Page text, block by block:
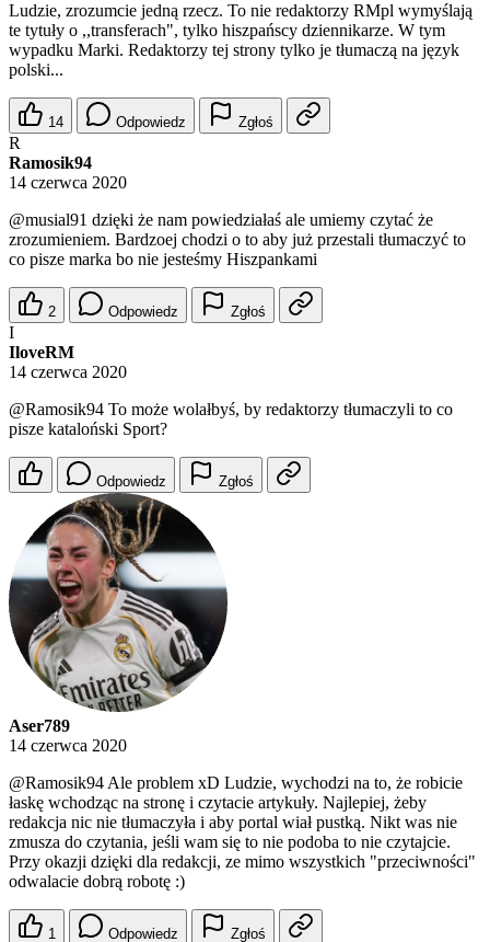
Ludzie, zrozumcie jedną rzecz. To nie redaktorzy RMpl wymyślają
te tytuły o ,,transferach", tylko hiszpańscy dziennikarze. W tym
wypadku Marki. Redaktorzy tej strony tylko je tłumaczą na język
polski...
14 Odpowiedz Zgłoś
R
Ramosik94
14 czerwca 2020
@musial91 dzięki że nam powiedziałaś ale umiemy czytać że
zrozumieniem. Bardzoej chodzi o to aby już przestali tłumaczyć to
co pisze marka bo nie jesteśmy Hiszpankami
2 Odpowiedz Zgłoś
I
IloveRM
14 czerwca 2020
@Ramosik94 To może wolałbyś, by redaktorzy tłumaczyli to co
pisze kataloński Sport?
Odpowiedz Zgłoś
Aser789
14 czerwca 2020
@Ramosik94 Ale problem xD Ludzie, wychodzi na to, że robicie
łaskę wchodząc na stronę i czytacie artykuły. Najlepiej, żeby
redakcja nic nie tłumaczyła i aby portal wiał pustką. Nikt was nie
zmusza do czytania, jeśli wam się to nie podoba to nie czytajcie.
Przy okazji dzięki dla redakcji, ze mimo wszystkich "przeciwności"
odwalacie dobrą robotę :)
1 Odpowiedz
Zgłoś